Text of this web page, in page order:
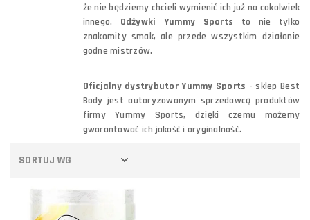
że nie będziemy chcieli wymienić ich już na cokolwiek
innego. Odżywki Yummy Sports to nie tylko
znakomity smak, ale przede wszystkim działanie
godne mistrzów.
Oficjalny dystrybutor Yummy Sports - sklep Best
Body jest autoryzowanym sprzedawcą produktów
firmy Yummy Sports, dzięki czemu możemy
gwarantować ich jakość i oryginalność.
SORTUJ WG